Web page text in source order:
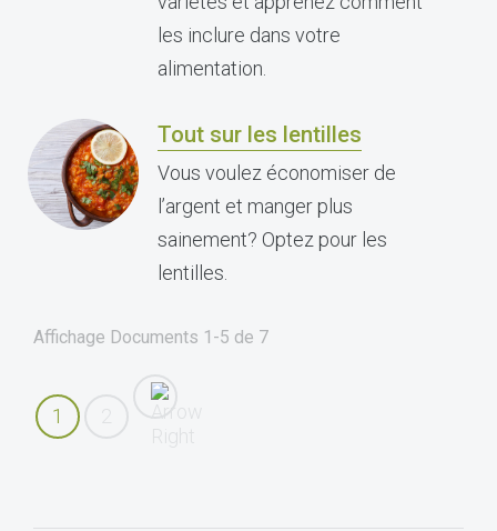
les inclure dans votre
alimentation.
Tout sur les lentilles
Vous voulez économiser de
l’argent et manger plus
sainement? Optez pour les
lentilles.
Affichage Documents 1-5 de 7
1